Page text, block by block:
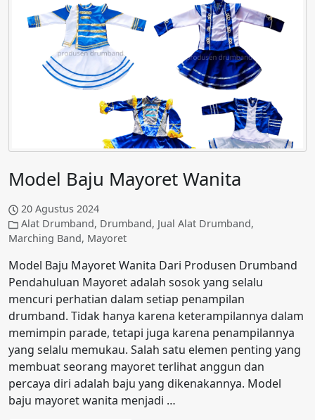
Model Baju Mayoret Wanita
20 Agustus 2024
Alat Drumband, Drumband, Jual Alat Drumband,
Marching Band, Mayoret
Model Baju Mayoret Wanita Dari Produsen Drumband
Pendahuluan Mayoret adalah sosok yang selalu
mencuri perhatian dalam setiap penampilan
drumband. Tidak hanya karena keterampilannya dalam
memimpin parade, tetapi juga karena penampilannya
yang selalu memukau. Salah satu elemen penting yang
membuat seorang mayoret terlihat anggun dan
percaya diri adalah baju yang dikenakannya. Model
baju mayoret wanita menjadi …